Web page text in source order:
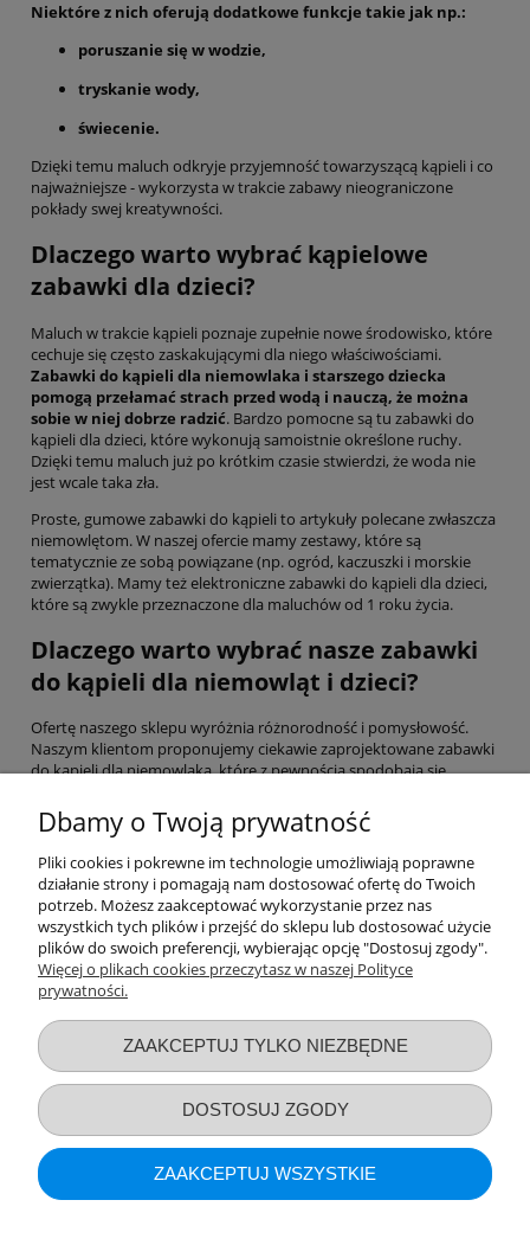
Niektóre z nich oferują dodatkowe funkcje takie jak np.:
poruszanie się w wodzie,
tryskanie wody,
świecenie.
Dzięki temu maluch odkryje przyjemność towarzyszącą kąpieli i co
najważniejsze - wykorzysta w trakcie zabawy nieograniczone
pokłady swej kreatywności.
Dlaczego warto wybrać kąpielowe
zabawki dla dzieci?
Maluch w trakcie kąpieli poznaje zupełnie nowe środowisko, które
cechuje się często zaskakującymi dla niego właściwościami.
Zabawki do kąpieli dla niemowlaka i starszego dziecka
pomogą przełamać strach przed wodą i nauczą, że można
sobie w niej dobrze radzić. Bardzo pomocne są tu zabawki do
kąpieli dla dzieci, które wykonują samoistnie określone ruchy.
Dzięki temu maluch już po krótkim czasie stwierdzi, że woda nie
jest wcale taka zła.
Proste, gumowe zabawki do kąpieli to artykuły polecane zwłaszcza
niemowlętom. W naszej ofercie mamy zestawy, które są
tematycznie ze sobą powiązane (np. ogród, kaczuszki i morskie
zwierzątka). Mamy też elektroniczne zabawki do kąpieli dla dzieci,
które są zwykle przeznaczone dla maluchów od 1 roku życia.
Dlaczego warto wybrać nasze zabawki
do kąpieli dla niemowląt i dzieci?
Ofertę naszego sklepu wyróżnia różnorodność i pomysłowość.
Naszym klientom proponujemy ciekawie zaprojektowane zabawki
do kąpieli dla niemowlaka, które z pewnością spodobają się
edukacyjny, jak i integracyjny . Zabawki do kąpieli dla niemowląt
i dzieci to doskonała propozycja również dla tych, którzy po prostu
chcą spędzać z dzieckiem czas kąpieli. Mnogość wzorów i kolorów
sprawi, że odkrywanie kolejnych wariantów zabawy będzie
prawdziwą przyjemnością.
Reasumując, nasze zabawki do kąpieli dla niemowląt i nieco
większych pociech to strzał w dziesiątkę.
Informacje o sklepie
Dbamy o Twoją prywatność
Pliki cookies i pokrewne im technologie umożliwiają poprawne
działanie strony i pomagają nam dostosować ofertę do Twoich
potrzeb. Możesz zaakceptować wykorzystanie przez nas
wszystkich tych plików i przejść do sklepu lub dostosować użycie
plików do swoich preferencji, wybierając opcję "Dostosuj zgody".
Więcej o plikach cookies przeczytasz w naszej Polityce
prywatności.
ZAAKCEPTUJ TYLKO NIEZBĘDNE
DOSTOSUJ ZGODY
ZAAKCEPTUJ WSZYSTKIE